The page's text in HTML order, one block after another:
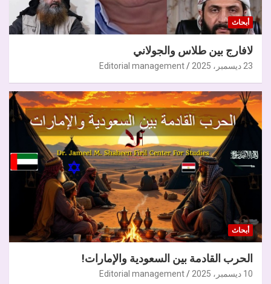
أبحاث
لافارج بين طلاس والجولاني
23 ديسمبر، 2025 Editorial management
أبحاث
الحرب القادمة بين السعودية والإمارات!
10 ديسمبر، 2025 Editorial management